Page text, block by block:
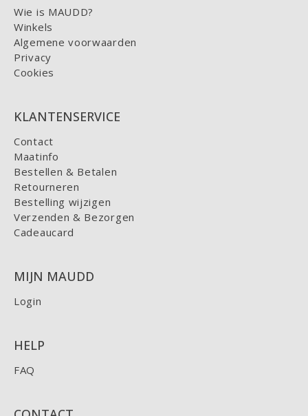
Wie is MAUDD?
Winkels
Algemene voorwaarden
Privacy
Cookies
KLANTENSERVICE
Contact
Maatinfo
Bestellen & Betalen
Retourneren
Bestelling wijzigen
Verzenden & Bezorgen
Cadeaucard
MIJN MAUDD
Login
HELP
FAQ